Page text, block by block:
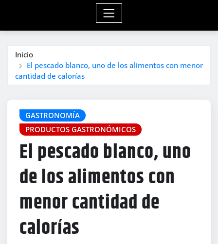
Inicio
El pescado blanco, uno de los alimentos con menor
cantidad de calorías
GASTRONOMÍA
PRODUCTOS GASTRONÓMICOS
El pescado blanco, uno
de los alimentos con
menor cantidad de
calorías